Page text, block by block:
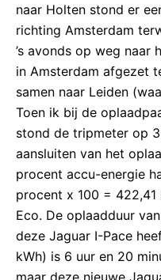
naar Holten stond er
richting Amsterdam
’s avonds op weg naar
in Amsterdam afgezet
samen naar Leiden
Toen ik bij de
stond de tripmeter op
aansluiten van het
procent accu-energie
procent x 100 =
Eco. De oplaadduur
deze Jaguar I-Pace
kWh) is 6 uur en 20
maar deze nieuwe